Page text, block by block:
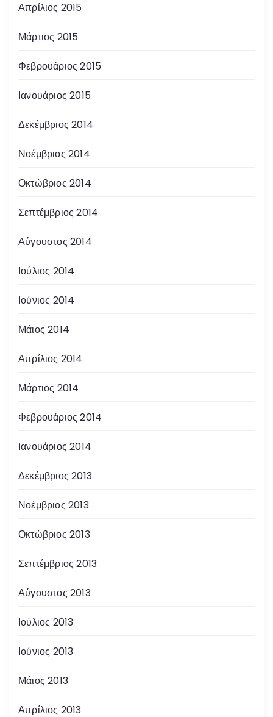
Απρίλιος 2015
Μάρτιος 2015
Φεβρουάριος 2015
Ιανουάριος 2015
Δεκέμβριος 2014
Νοέμβριος 2014
Οκτώβριος 2014
Σεπτέμβριος 2014
Αύγουστος 2014
Ιούλιος 2014
Ιούνιος 2014
Μάιος 2014
Απρίλιος 2014
Μάρτιος 2014
Φεβρουάριος 2014
Ιανουάριος 2014
Δεκέμβριος 2013
Νοέμβριος 2013
Οκτώβριος 2013
Σεπτέμβριος 2013
Αύγουστος 2013
Ιούλιος 2013
Ιούνιος 2013
Μάιος 2013
Απρίλιος 2013